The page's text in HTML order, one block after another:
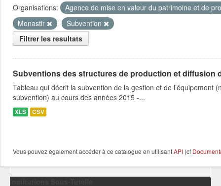
Organisations:
Agence de mise en valeur du patrimoine et de
Monastir
Subvention
Filtrer les resultats
Subventions des structures de production et diffusion
Tableau qui décrit la subvention de la gestion et de
subvention) au cours des années 2015 -...
XLS CSV
Vous pouvez également accéder à ce catalogue en utilisantAPI (cf